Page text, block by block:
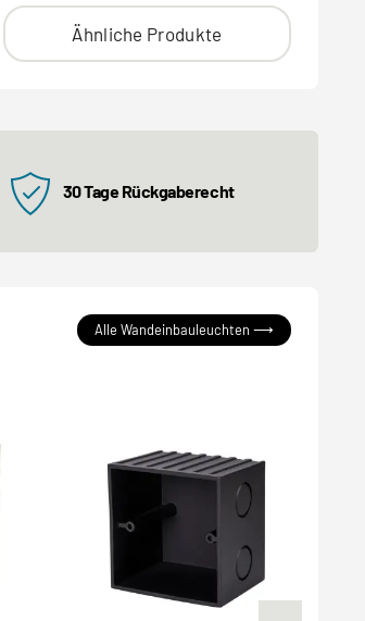
Ähnliche Produkte
30 Tage Rückgaberecht
Alle Wandeinbauleuchten ⟶